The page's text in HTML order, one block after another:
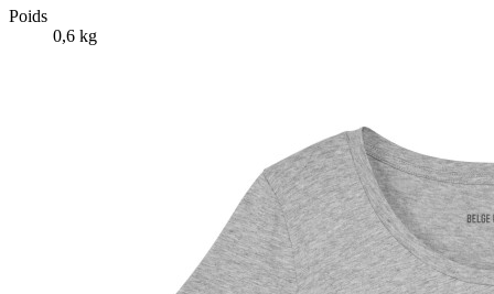
Poids
0,6 kg